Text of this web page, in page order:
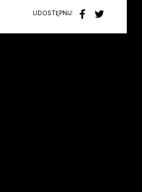
UDOSTĘPNIJ: